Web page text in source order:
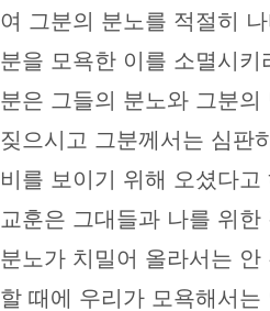
여 그분의 분노를 적절히
분을 모욕한 이를 소멸시키
분은 그들의 분노와 그분
짖으시고 그분께서는 심판
비를 보이기 위해 오셨다고
교훈은 그대들과 나를 위한
분노가 치밀어 올라서는
할 때에 우리가 모욕해서